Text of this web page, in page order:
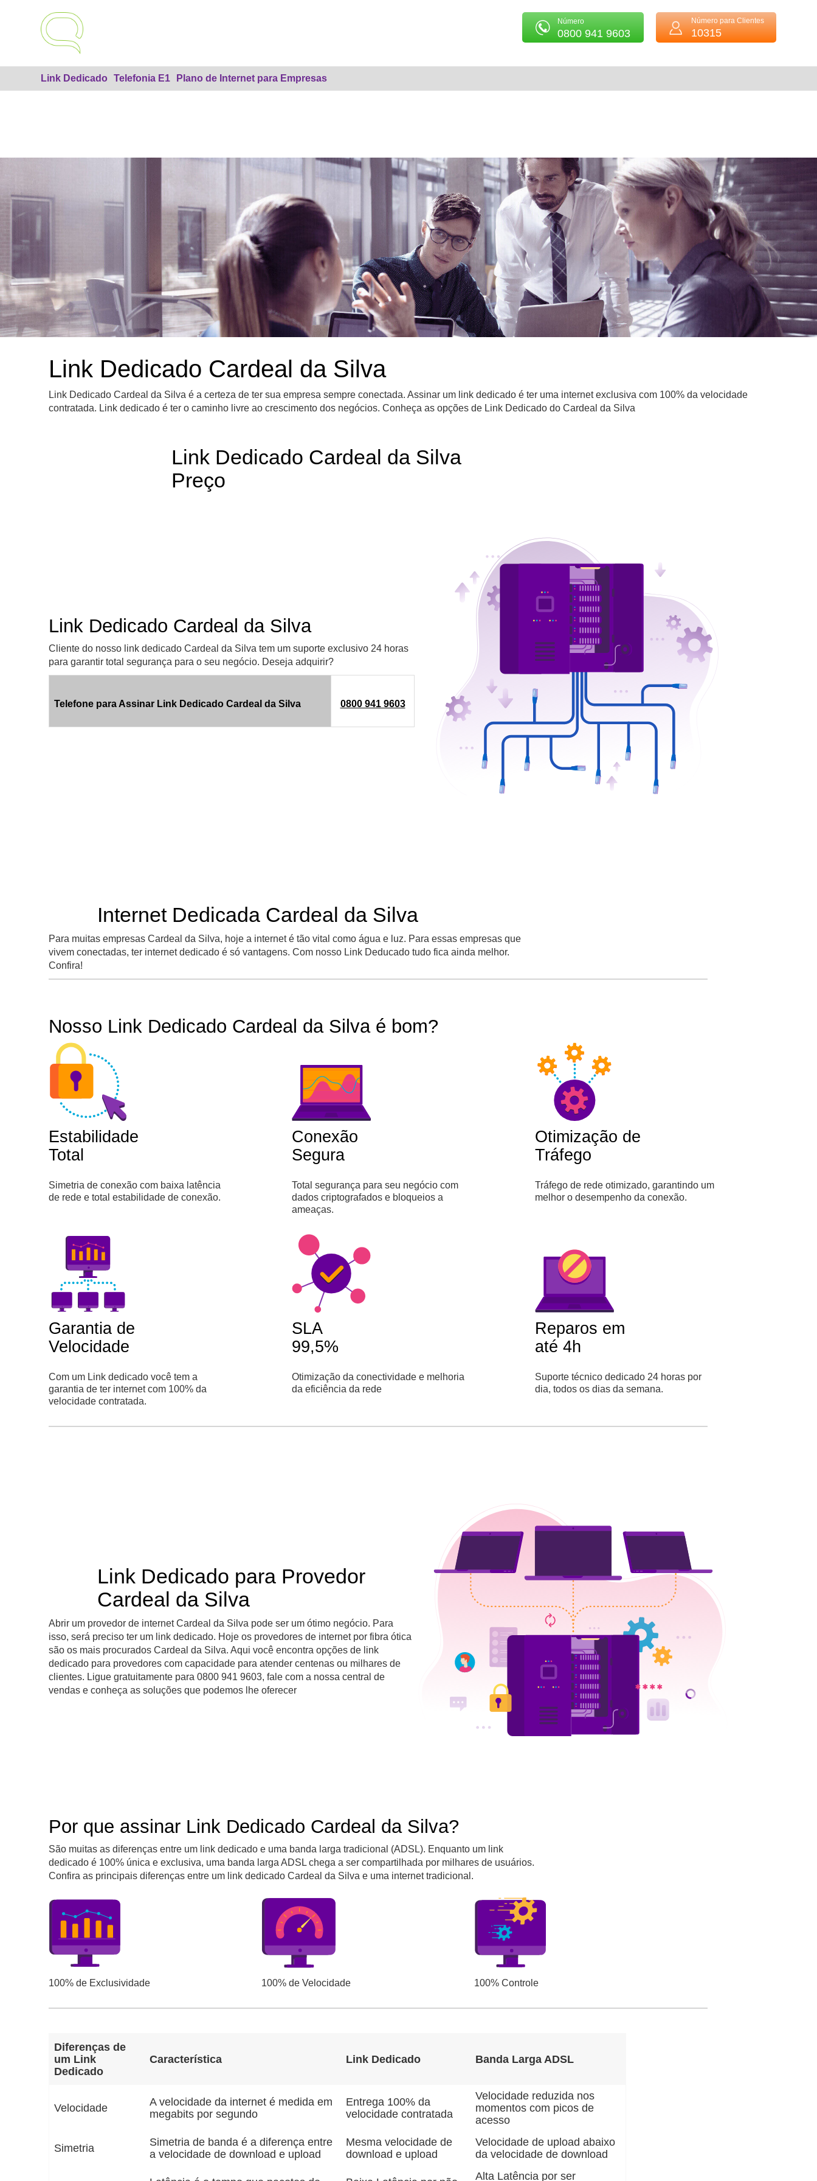
Número
0800 941 9603
Número para Clientes
10315
Link Dedicado Telefonia E1 Plano de Internet para Empresas
Link Dedicado Cardeal da Silva
Link Dedicado Cardeal da Silva é a certeza de ter sua empresa sempre conectada. Assinar um link dedicado é ter uma internet exclusiva com 100% da velocidade
contratada. Link dedicado é ter o caminho livre ao crescimento dos negócios. Conheça as opções de Link Dedicado do Cardeal da Silva
Link Dedicado Cardeal da Silva
Preço
Link Dedicado Cardeal da Silva
Cliente do nosso link dedicado Cardeal da Silva tem um suporte exclusivo 24 horas
para garantir total segurança para o seu negócio. Deseja adquirir?
Telefone para Assinar Link Dedicado Cardeal da Silva 0800 941 9603
Internet Dedicada Cardeal da Silva
Para muitas empresas Cardeal da Silva, hoje a internet é tão vital como água e luz. Para essas empresas que
vivem conectadas, ter internet dedicado é só vantagens. Com nosso Link Deducado tudo fica ainda melhor.
Confira!
Nosso Link Dedicado Cardeal da Silva é bom?
Estabilidade
Total
Simetria de conexão com baixa latência
de rede e total estabilidade de conexão.
Conexão
Segura
Total segurança para seu negócio com
dados criptografados e bloqueios a
ameaças.
Otimização de
Tráfego
Tráfego de rede otimizado, garantindo um
melhor o desempenho da conexão.
Garantia de
Velocidade
Com um Link dedicado você tem a
garantia de ter internet com 100% da
velocidade contratada.
SLA
99,5%
Otimização da conectividade e melhoria
da eficiência da rede
Reparos em
até 4h
Suporte técnico dedicado 24 horas por
dia, todos os dias da semana.
Link Dedicado para Provedor
Cardeal da Silva
Abrir um provedor de internet Cardeal da Silva pode ser um ótimo negócio. Para
isso, será preciso ter um link dedicado. Hoje os provedores de internet por fibra ótica
são os mais procurados Cardeal da Silva. Aqui você encontra opções de link
dedicado para provedores com capacidade para atender centenas ou milhares de
clientes. Ligue gratuitamente para 0800 941 9603, fale com a nossa central de
vendas e conheça as soluções que podemos lhe oferecer
Por que assinar Link Dedicado Cardeal da Silva?
São muitas as diferenças entre um link dedicado e uma banda larga tradicional (ADSL). Enquanto um link
dedicado é 100% única e exclusiva, uma banda larga ADSL chega a ser compartilhada por milhares de usuários.
Confira as principais diferenças entre um link dedicado Cardeal da Silva e uma internet tradicional.
100% de Exclusividade 100% de Velocidade 100% Controle
Diferenças de
um Link
Dedicado
Característica Link Dedicado Banda Larga ADSL
Velocidade
A velocidade da internet é medida em
megabits por segundo
Entrega 100% da
velocidade contratada
Velocidade reduzida nos
momentos com picos de
acesso
Simetria
Simetria de banda é a diferença entre
a velocidade de download e upload
Mesma velocidade de
download e upload
Velocidade de upload abaixo
da velocidade de download
Alta Latência por ser